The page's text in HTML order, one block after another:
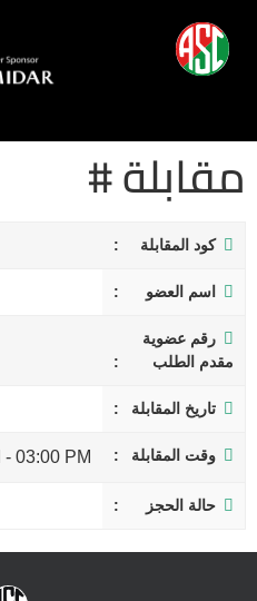
مقابلة #
كود المقابلة
اسم العضو
رقم عضوية
مقدم الطلب
تاريخ المقابلة
وقت المقابلة 03:00 PM
-
حالة الحجز